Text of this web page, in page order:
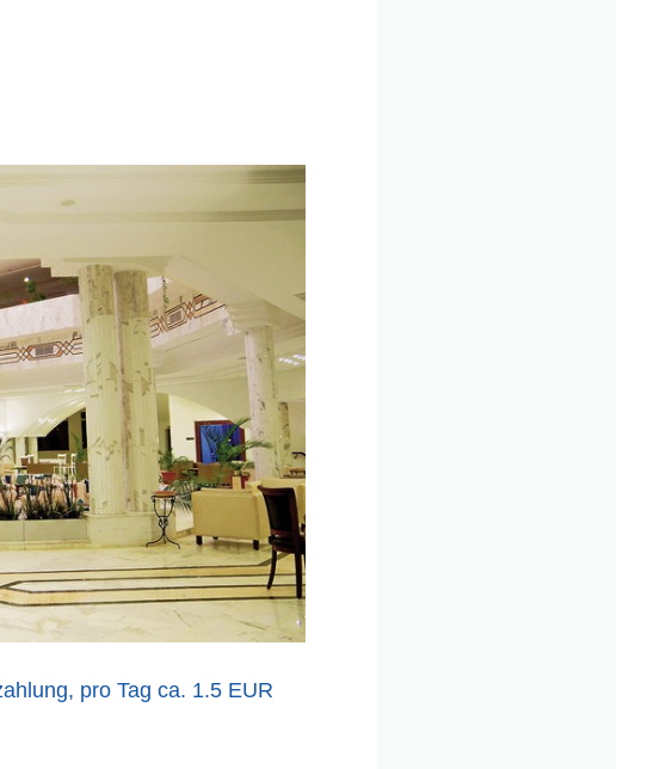
pro Tag ca. 1.5 EUR